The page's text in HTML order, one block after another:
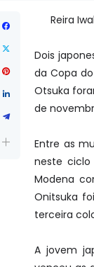
Reira
Dois
da Copa
Otsuka
de
Entre as
neste ciclo
Modena
Onitsuka
terceira
A jovem